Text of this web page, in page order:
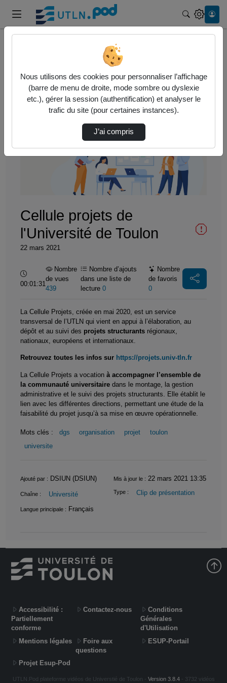
Cellule projets de l'Université de Toulon
Lire
la
vidéo
Cellule projets de
l'Université de Toulon
22 mars 2021
Durée :
00:01:31
Nombre
de vues
439
Nombre d’ajouts
dans une liste de
lecture 0
Nombre
de favoris
0
La Cellule Projets, créée en mai 2020, est un service
transversal de l’UTLN qui vient en appui à l’élaboration, au
dépôt et au suivi des projets structurants régionaux,
nationaux, européens et internationaux.
Retrouvez toutes les infos sur https://projets.univ-tln.fr
La Cellule Projets a vocationà accompagner l’ensemble de
la communauté universitaire dans le montage, la gestion
administrative et le suivi des projets structurants. Elle établit le
lien avec les différentes directions, permettant une étude de la
faisabilité du projet jusqu’à sa mise en œuvre opérationnelle.
Mots clés : dgs organisation projet
toulon
universite
Informations
Ajouté par : DSIUN (DSIUN) Mis à jour le : 22 mars 2021 13:35
Chaîne : Université Type : Clip de présentation
Langue principale : Français
Accessibilité :
Partiellement
conforme
Contactez-nous
Conditions
Générales
d'Utilisation
Mentions légales
Foire aux
questions
ESUP-Portail
Projet Esup-Pod
UTLN.Pod plateforme vidéos de Universtié de Toulon - Version 3.8.4- 3732 vidéos
Nous utilisons des cookies pour personnaliser l’affichage
(barre de menu de droite, mode sombre ou dyslexie
etc.), gérer la session (authentification) et analyser le
trafic du site (pour certaines instances).
J’ai compris